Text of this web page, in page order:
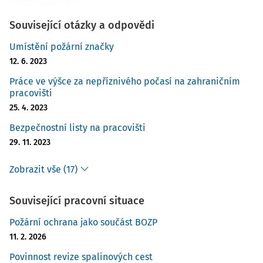
Související otázky a odpovědi
Umístění požární značky
12. 6. 2023
Práce ve výšce za nepříznivého počasí na zahraničním
pracovišti
25. 4. 2023
Bezpečnostní listy na pracovišti
29. 11. 2023
Zobrazit vše (17)
Související pracovní situace
Požární ochrana jako součást BOZP
11. 2. 2026
Povinnost revize spalinových cest